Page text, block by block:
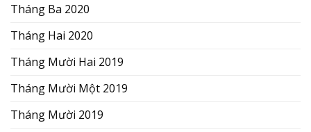
Tháng Ba 2020
Tháng Hai 2020
Tháng Mười Hai 2019
Tháng Mười Một 2019
Tháng Mười 2019